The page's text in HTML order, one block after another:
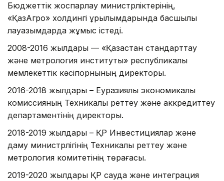
Бюджеттік жоспарлау министрліктерінің,
«ҚазАгро» холдингі құрылымдарында басшылық
лауазымдарда жұмыс істеді.
2008-2016 жылдары — «Қазақстан стандарттау
және метрология институты» республикалық
мемлекеттік кәсіпорнының директоры.
2016-2018 жылдары – Еуразиялық экономикалық
комиссияның Техникалық реттеу және аккредиттеу
департаментінің директоры.
2018-2019 жылдары – ҚР Инвестициялар және
даму министрлігінің Техникалық реттеу және
метрология комитетінің төрағасы.
2019-2020 жылдары ҚР сауда және интеграция